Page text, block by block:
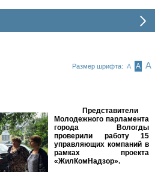
Размер шрифта: А А А
Представители
Молодежного парламента
города Вологды
проверили работу 15
управляющих компаний в
рамках проекта
«ЖилКомНадзор».